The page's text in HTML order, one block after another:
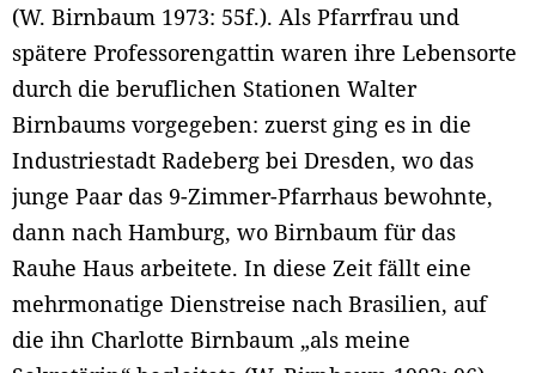
(W. Birnbaum 1973: 55f.). Als Pfarrfrau und
spätere Professorengattin waren ihre Lebensorte
durch die beruflichen Stationen Walter
Birnbaums vorgegeben: zuerst ging es in die
Industriestadt Radeberg bei Dresden, wo das
junge Paar das 9-Zimmer-Pfarrhaus bewohnte,
dann nach Hamburg, wo Birnbaum für das
Rauhe Haus arbeitete. In diese Zeit fällt eine
mehrmonatige Dienstreise nach Brasilien, auf
die ihn Charlotte Birnbaum „als meine